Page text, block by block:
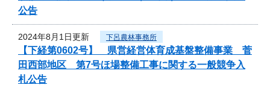
公告
2024年8月1日更新 下呂農林事務所
【下経第0602号】 県営経営体育成基盤整備事業 菅
田西部地区 第7号ほ場整備工事に関する一般競争入
札公告